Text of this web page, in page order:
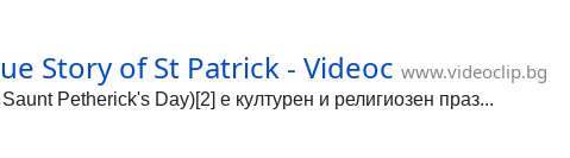
Story of St Patrick - Videoc www.videoclip.bg
Petherick's Day)[2] е културен и религиозен праз...